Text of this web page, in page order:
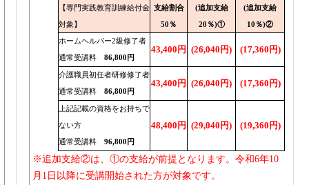
【専門実践教育訓練給付金
対象】
支給割合
50％
(追加支給
20％)①
(追加支給
10％)②
ホームヘルパー2級修了者
通常受講料 86,800円
43,400円 (26,040円) (17,360円)
介護職員初任者研修修了者
通常受講料 86,800円
43,400円 (26,040円) (17,360円)
上記記載の資格をお持ちで
ない方
通常受講料 96,800円
48,400円 (29,040円) (19,360円)
※追加支給②は、①の支給が前提となります。令和6年10
月1日以降に受講開始された方が対象です。